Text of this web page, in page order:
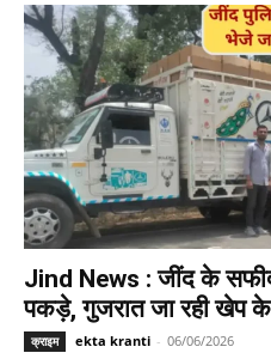
Jind News : जींद के
पकड़े, गुजरात जा रही खेप के
क्राइम ekta kranti - 06/06/2026